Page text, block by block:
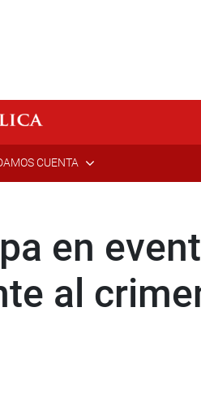
CUENTA
en
al